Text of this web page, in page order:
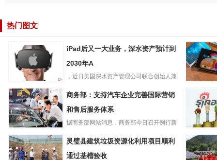
热门图文
iPad后又一大业
务，深水资产预
计到2030年A
iPad后又一大业务，深水资产预计到
2030年A
，近日美国深水资产管理公司联合创始人兼
版平板开
商务部：支持汽
车企业完善国际
营销和售后服务
商务部：支持汽车企业完善国际营销
和售后服务体系
据商务部网站消息，商务部今日召开例行新
微博2023
度净营收
美元，同
灵璧县建筑垃圾资源化利用项目顺利
通过基槽验收